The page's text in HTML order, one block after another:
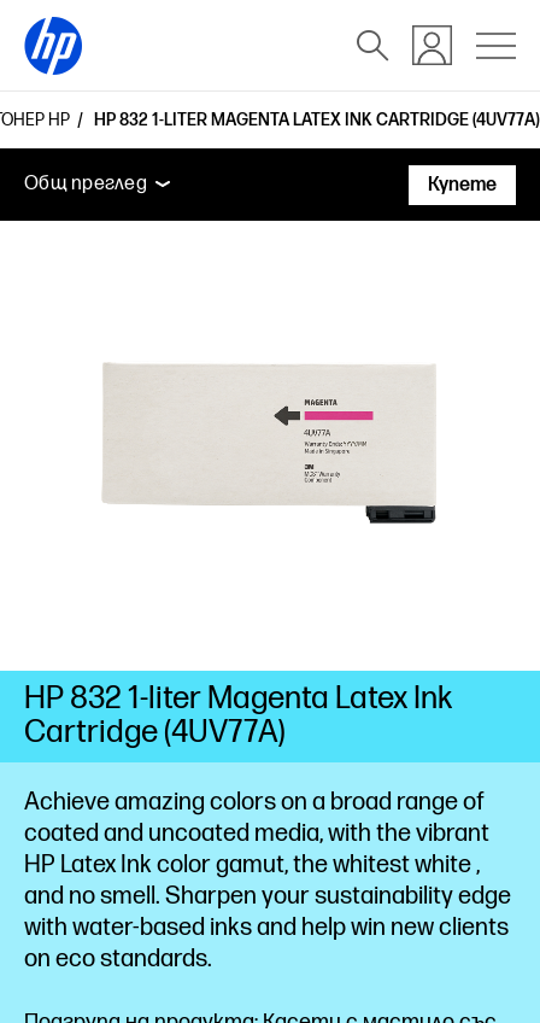
HP HP 832 1-LITER MAGENTA LATEX INK CARTRIDGE (4UV77A)
Общ преглед
Поддръжка
Общ преглед
Купете
Achieve amazing colors on a broad range of
coated and uncoated media, with the vibrant
HP Latex Ink color gamut, the whitestwhite,
and nosmell. Sharpen your sustainability edge
with water-based inks and help win new clients
on eco standards.
HP 832 1-liter Magenta Latex Ink
Cartridge (4UV77A)